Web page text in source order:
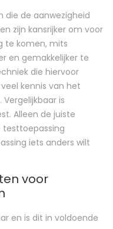
die de aanwezigheid
zijn kansrijker om voor
te komen, mits
en gemakkelijker te
die hiervoor
kennis van het
is
Alleen de juiste
testtoepassing
iets anders wilt
voor
en is dit in voldoende